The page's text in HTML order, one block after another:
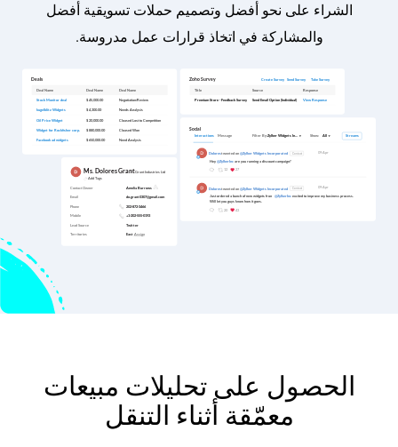
الشراء على نحو أفضل وتصميم حملات تسويقية أفضل
والمشاركة في اتخاذ قرارات عمل مدروسة.
الحصول على تحليلات مبيعات
معمّقة أثناء التنقل